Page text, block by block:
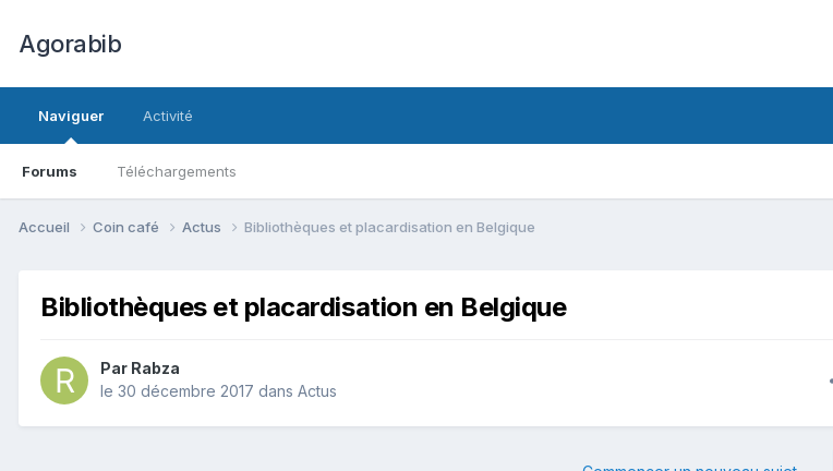
Agorabib
Naviguer
Forums Téléchargements
Activité
Accueil Coin café Actus Bibliothèques et placardisation en Belgique
Bibliothèques et placardisation en Belgique
Par Rabza
le 30 décembre 2017 dans Actus